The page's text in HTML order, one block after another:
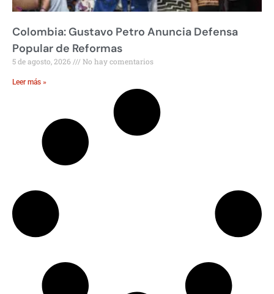
Colombia: Gustavo Petro Anuncia Defensa
Popular de Reformas
5 de agosto, 2026 No hay comentarios
Leer más »